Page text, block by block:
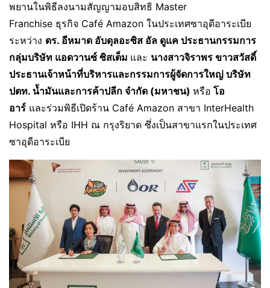
พยานในพิธีลงนามสัญญามอบสิทธิ Master
Franchise ธุรกิจ Café Amazon ในประเทศซาอุดีอาระเบีย
ระหว่าง ดร. อีหมาด อับดุลอะซิส อัล ดูแค ประธานกรรมการ
กลุ่มบริษัท แอดวานซ์ ซิสเต็ม และ นางสาวจิราพร ขาวสวัสดิ์
ประธานเจ้าหน้าที่บริหารและกรรมการผู้จัดการใหญ่ บริษัท
ปตท. น้ำมันและการค้าปลีก จำกัด (มหาชน) หรือ โอ
อาร์ และร่วมพิธีเปิดร้าน Café Amazon สาขา InterHealth
Hospital หรือ IHH ณ กรุงริยาด ซึ่งเป็นสาขาแรกในประเทศ
ซาอุดีอาระเบีย